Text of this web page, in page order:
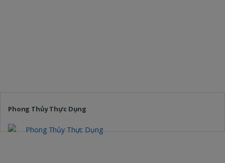
Phong Thủy Thực Dụng